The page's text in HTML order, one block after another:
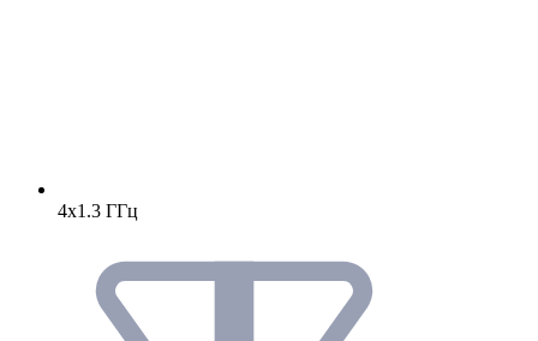
4х1.3 ГГц